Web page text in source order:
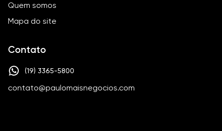
Quem somos
Mapa do site
Contato
(19) 3365-5800
contato@paulomaisnegocios.com